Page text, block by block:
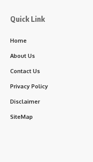
Quick Link
Home
About Us
Contact Us
Privacy Policy
Disclaimer
SiteMap